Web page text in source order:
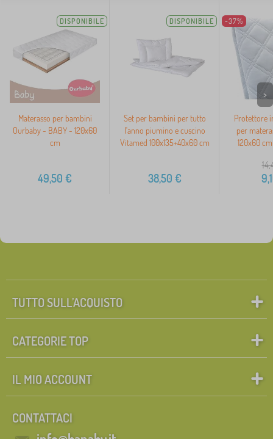
DISPONIBILE
Materasso per bambini
Ourbaby - BABY - 120x60
cm
49,50 €
DISPONIBILE
Set per bambini per tutto
l'anno piumino e cuscino
Vitamed 100x135+40x60 cm
38,50 €
-37%
Protettore
per
120x60
>
TUTTO SULL’ACQUISTO
CATEGORIE TOP
IL MIO ACCOUNT
CONTATTACI